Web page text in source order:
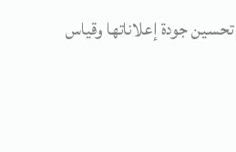
جودة إعلاناتها وقياس